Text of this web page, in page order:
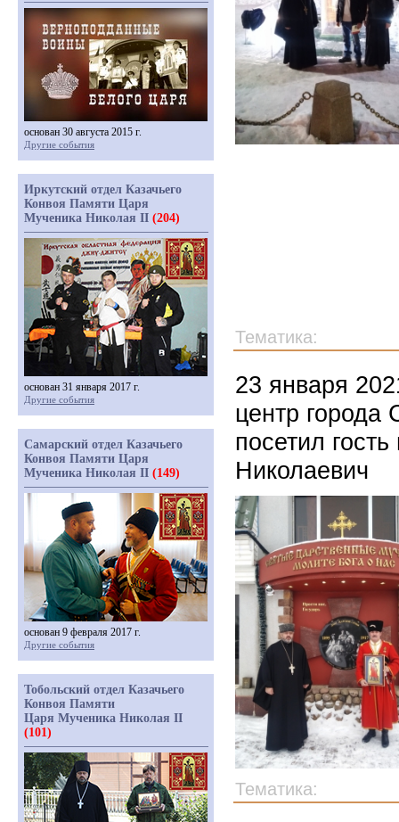
Тематика:
23 января
центр города
посетил
Николаевич
Тематика:
основан 30 августа 2015 г.
Другие события
Иркутский отдел Казачьего
Конвоя Памяти Царя
Мученика Николая II (204)
основан 31 января 2017 г.
Другие события
Самарский отдел Казачьего
Конвоя Памяти Царя
Мученика Николая II (149)
основан 9 февраля 2017 г.
Другие события
Тобольский отдел Казачьего
Конвоя Памяти
Царя Мученика Николая II
(101)